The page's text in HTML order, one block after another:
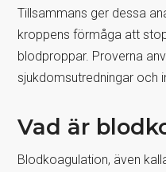
Tillsammans ger dessa
kroppens förmåga att
blodproppar. Proverna
sjukdomsutredningar och
Vad är
Blodkoagulation, även